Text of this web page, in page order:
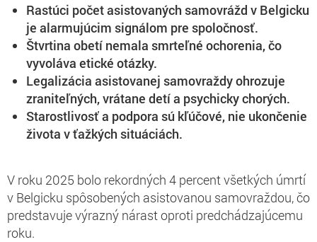
Rastúci počet asistovaných samovrážd v Belgicku
je alarmujúcim signálom pre spoločnosť.
Štvrtina obetí nemala smrteľné ochorenia, čo
vyvoláva etické otázky.
Legalizácia asistovanej samovraždy ohrozuje
zraniteľných, vrátane detí a psychicky chorých.
Starostlivosť a podpora sú kľúčové, nie ukončenie
života v ťažkých situáciách.
V roku 2025 bolo rekordných 4 percent všetkých úmrtí
v Belgicku spôsobených asistovanou samovraždou, čo
predstavuje výrazný nárast oproti predchádzajúcemu
roku.